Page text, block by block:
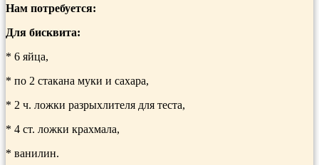
Нам потребуется:
Для бисквита:
* 6 яйца,
* по 2 стакана муки и сахара,
* 2 ч. ложки разрыхлителя для теста,
* 4 ст. ложки крахмала,
* ванилин.